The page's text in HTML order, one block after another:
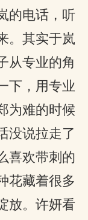
的电话，听
。其实于岚
从专业的角
下，用专业
为难的时候
没说拉走了
喜欢带刺的
花藏着很多
放。许妍看